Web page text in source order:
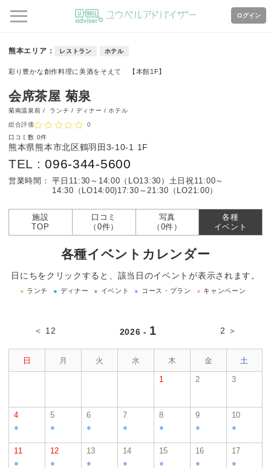
ログイン
熊本エリア レストラン ホテル
彩り豊かな創作料理に美酒をそえて 【本館1F】
会席茶屋 菊泉
菊南温泉前 / ランチ / ディナー / ホテル
総合評価
0
口コミ数 0件
熊本県熊本市北区鶴羽田3-10-1 1F
TEL :096-344-5600
営業時間： 平日11:30～14:00（LO13:30） 土日祝11:00～
14:30（LO14:00)17:30～21:30（LO21:00）
施設
TOP
口コミ
（0件）
写真
（0件）
各種
イベント
各種イベントカレンダー
日にちをクリックすると、該当日のイベントが表示されます。
● ランチ ● ディナー ● イベント ● コース・プラン ● キャンペーン
＜ 12 2026 - 1 2 ＞
日 月 火 水 木 金 土
1 2 3
4
●
5
●
6
●
7
●
8
●
9
●
10
●
11
●
12
●
13
●
14
●
15
●
16
●
17
●